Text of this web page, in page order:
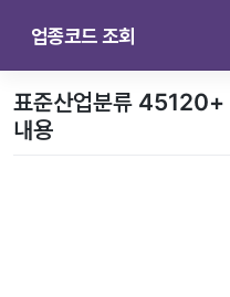
업종코드 조회
표준산업분류 45120+
내용